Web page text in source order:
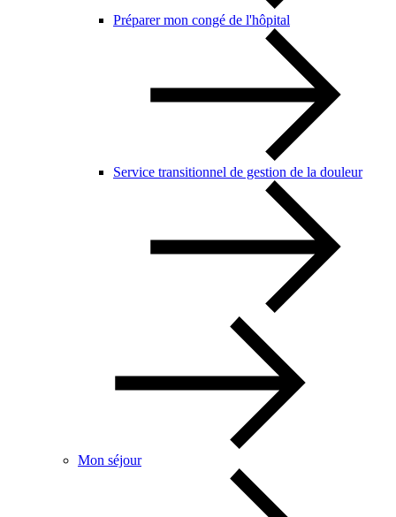
Préparer mon congé de l'hôpital
Service transitionnel de gestion de la douleur
Mon séjour